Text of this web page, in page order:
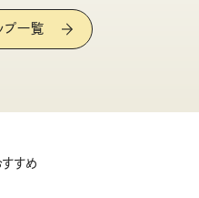
プ一覧
すめ